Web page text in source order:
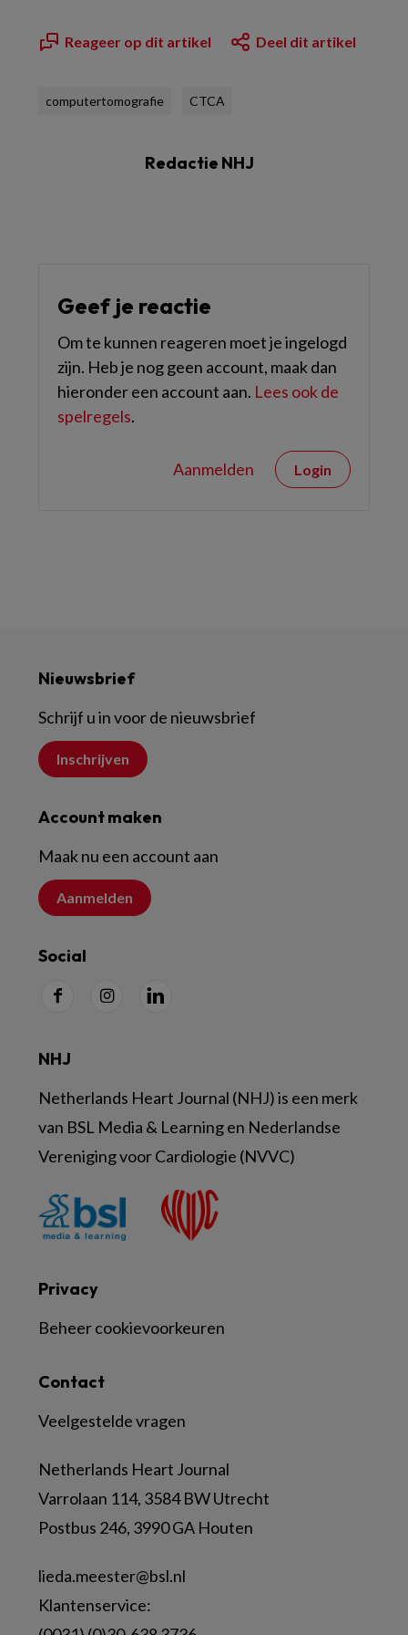
Reageer op dit artikel Deel dit artikel
computertomografie CTCA
Redactie NHJ
Geef je reactie
Om te kunnen reageren moet je ingelogd
zijn. Heb je nog geen account, maak dan
hieronder een account aan. Lees ook de
spelregels.
Aanmelden Login
Nieuwsbrief
Schrijf u in voor de nieuwsbrief
Inschrijven
Account maken
Maak nu een account aan
Aanmelden
Social
Contact
Veelgestelde vragen
Netherlands Heart Journal
Varrolaan 114, 3584 BW Utrecht
Postbus 246, 3990 GA Houten
lieda.meester@bsl.nl
Klantenservice:
Privacy
Beheer cookievoorkeuren
NHJ
Netherlands Heart Journal (NHJ) is een merk
van BSL Media & Learning en Nederlandse
Vereniging voor Cardiologie (NVVC)